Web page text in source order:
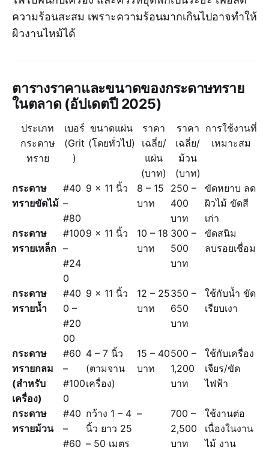
ความร้อนสะสม เพราะความร้อนมากเกินไปอาจทำให้
ผิวงานไหม้ได้
ตารางราคาและขนาดของกระดาษทราย
ในตลาด (อัปเดตปี 2025)
ประเภท
กระดาษ
ทราย
เบอร์
(Grit
)
ขนาดแผ่น
(โดยทั่วไป)
ราคา
เฉลี่ย/
แผ่น
(บาท)
ราคา
เฉลี่ย/
ม้วน
(บาท)
การใช้งานที่
เหมาะสม
กระดาษ
ทรายขัดไม้
#40
–
#80
9 x 11 นิ้ว
8 – 15
บาท
250 –
400
บาท
ขัดหยาบ ลด
ผิวไม้ ขัดสี
เก่า
กระดาษ
ทรายเหล็ก
#100
–
#24
0
9 x 11 นิ้ว
10 – 18
บาท
300 –
500
บาท
ขัดสนิม
ลบรอยเชื่อม
กระดาษ
ทรายน้ำ
#40
0 –
#20
00
9 x 11 นิ้ว
12 – 25
บาท
350 –
650
บาท
ใช้กับน้ำ ขัด
เรียบเงา
กระดาษ
ทรายกลม
(สำหรับ
เครื่อง)
#60
–
#100
0
4 – 7 นิ้ว
(ตามจาน
เครื่อง)
15 – 40
บาท
500 –
1,200
บาท
ใช้กับเครื่อง
เจียร/ขัด
ไฟฟ้า
กระดาษ
ทรายม้วน
#40
–
#60
กว้าง 1 – 4
นิ้ว ยาว 25
– 50 เมตร
–
700 –
2,500
บาท
ใช้งานต่อ
เนื่องในงาน
ไม้ งาน